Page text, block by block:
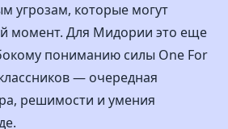
угрозам, которые могут
момент. Для Мидории это еще
пониманию силы One For
— очередная
решимости и умения